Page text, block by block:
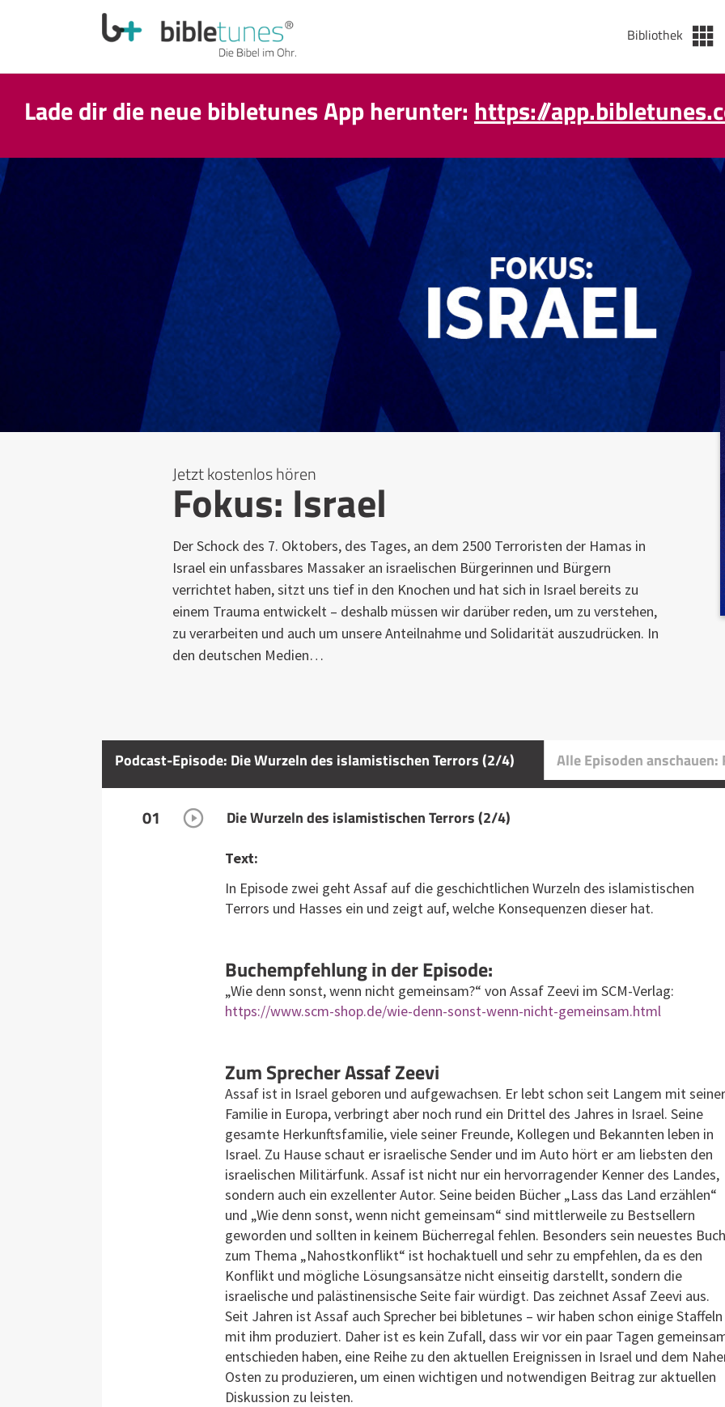
Bibliothek
Lade dir die neue bibletunes App herunter: https://
Jetzt kostenlos hören
Fokus: Israel
Der Schock des 7. Oktobers, des Tages, an dem 2500 Terroristen der Hamas in
Israel ein unfassbares Massaker an israelischen Bürgerinnen und Bürgern
verrichtet haben, sitzt uns tief in den Knochen und hat sich in Israel bereits zu
einem Trauma entwickelt – deshalb müssen wir darüber reden, um zu verstehen,
zu verarbeiten und auch um unsere Anteilnahme und Solidarität auszudrücken. In
den deutschen Medien…
Podcast-Episode: Die Wurzeln des islamistischen Terrors (2/4) Alle Episoden anschauen:
01 Die Wurzeln des islamistischen Terrors (2/4)
Text:
In Episode zwei geht Assaf auf die geschichtlichen Wurzeln des islamistischen
Terrors und Hasses ein und zeigt auf, welche Konsequenzen dieser hat.
Buchempfehlung in der Episode:
„Wie denn sonst, wenn nicht gemeinsam?“ von Assaf Zeevi im SCM-Verlag:
https://www.scm-shop.de/wie-denn-sonst-wenn-nicht-gemeinsam.html
Zum Sprecher Assaf Zeevi
Assaf ist in Israel geboren und aufgewachsen. Er lebt schon seit Langem mit seiner
Familie in Europa, verbringt aber noch rund ein Drittel des Jahres in Israel. Seine
gesamte Herkunftsfamilie, viele seiner Freunde, Kollegen und Bekannten leben in
Israel. Zu Hause schaut er israelische Sender und im Auto hört er am liebsten den
israelischen Militärfunk. Assaf ist nicht nur ein hervorragender Kenner des Landes,
sondern auch ein exzellenter Autor. Seine beiden Bücher „Lass das Land erzählen“
und „Wie denn sonst, wenn nicht gemeinsam“ sind mittlerweile zu Bestsellern
geworden und sollten in keinem Bücherregal fehlen. Besonders sein neuestes Buch
zum Thema „Nahostkonflikt“ ist hochaktuell und sehr zu empfehlen, da es den
Konflikt und mögliche Lösungsansätze nicht einseitig darstellt, sondern die
israelische und palästinensische Seite fair würdigt. Das zeichnet Assaf Zeevi aus.
Seit Jahren ist Assaf auch Sprecher bei bibletunes – wir haben schon einige Staffeln
mit ihm produziert. Daher ist es kein Zufall, dass wir vor ein paar Tagen
entschieden haben, eine Reihe zu den aktuellen Ereignissen in Israel und dem
Osten zu produzieren, um einen wichtigen und notwendigen Beitrag zur aktuellen
Diskussion zu leisten.